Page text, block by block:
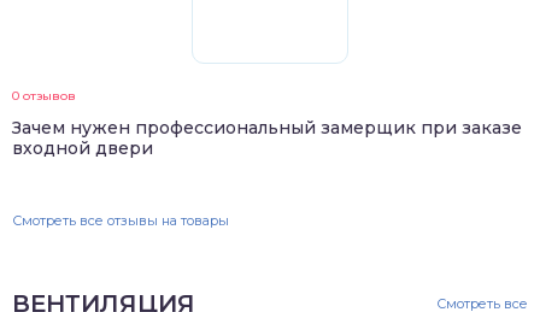
0 отзывов
Зачем нужен профессиональный замерщик при заказе
входной двери
Смотреть все отзывы на товары
ВЕНТИЛЯЦИЯ Смотреть все